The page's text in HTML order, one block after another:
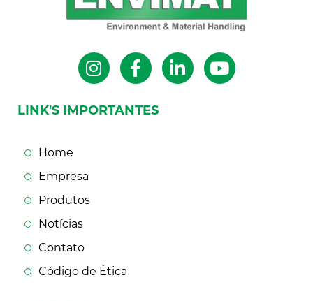
LINK'S IMPORTANTES
Home
Empresa
Produtos
Notícias
Contato
Código de Ética